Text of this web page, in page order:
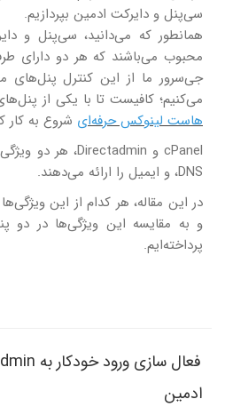
سی‌پنل و دایرکت ادمین بپردازیم.
همانطور که می‌دانید، سی‌پنل و
محبوب می‌باشند که هر دو دارای
جی‌سرور ما از این کنترل پنل‌های
می‌کنیم؛ کافیست تا با یکی از
هاست لینوکس حرفه‌ای شروع به کار
،DNS و ایمیل را ارائه می‌دهند.
در این مقاله، هر کدام از این
پرداخته‌ایم.
ادمین